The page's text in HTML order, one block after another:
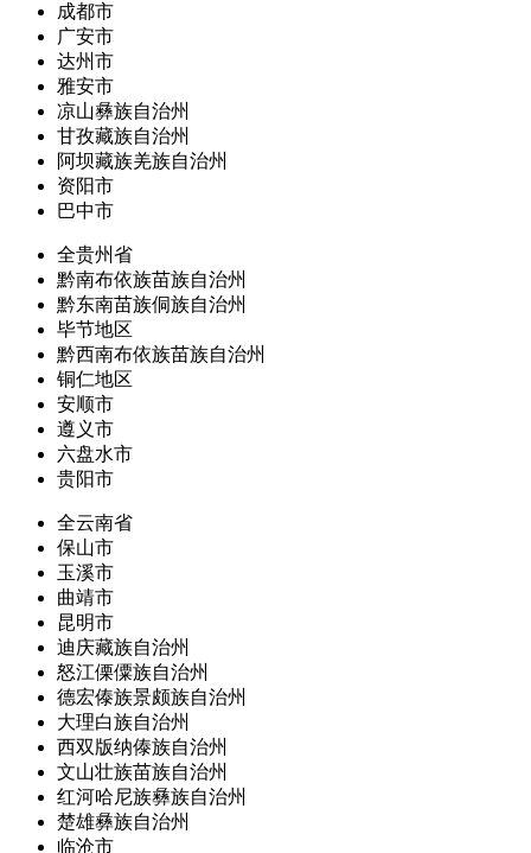
成都市
广安市
达州市
雅安市
凉山彝族自治州
甘孜藏族自治州
阿坝藏族羌族自治州
资阳市
巴中市
全贵州省
黔南布依族苗族自治州
黔东南苗族侗族自治州
毕节地区
黔西南布依族苗族自治州
铜仁地区
安顺市
遵义市
六盘水市
贵阳市
全云南省
保山市
玉溪市
曲靖市
昆明市
迪庆藏族自治州
怒江傈僳族自治州
德宏傣族景颇族自治州
大理白族自治州
西双版纳傣族自治州
文山壮族苗族自治州
红河哈尼族彝族自治州
楚雄彝族自治州
临沧市